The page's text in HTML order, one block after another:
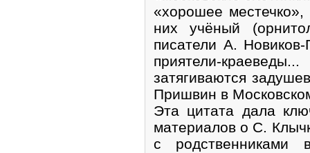
«хорошее
них учёный
писатели А.
приятели-
затягиваются
Пришвин в
Эта цитата дала
материалов о С.
с родственниками